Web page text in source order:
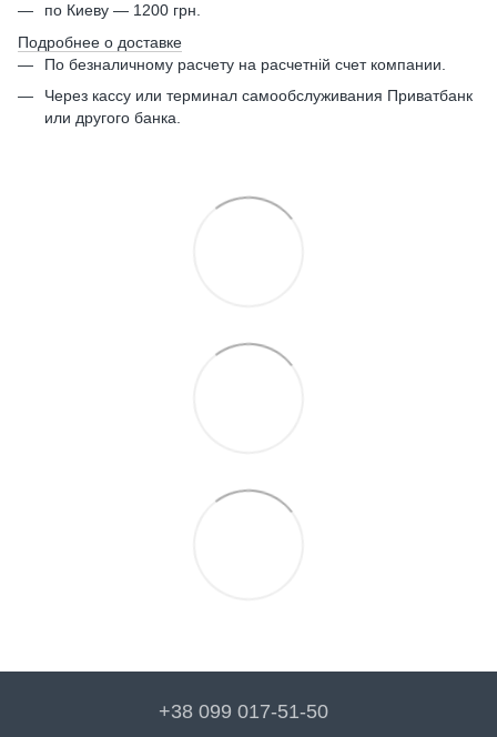
по Киеву — 1200 грн.
Подробнее о доставке
По безналичному расчету на расчетній счет компании.
Через кассу или терминал самообслуживания Приватбанк
или другого банка.
+38 099 017-51-50